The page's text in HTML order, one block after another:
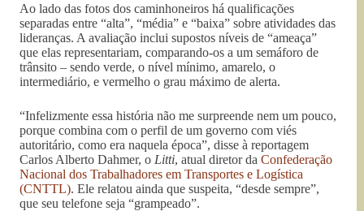
Ao lado das fotos dos caminhoneiros há qualificações
separadas entre “alta”, “média” e “baixa” sobre atividades das
lideranças. A avaliação inclui supostos níveis de “ameaça”
que elas representariam, comparando-os a um semáforo de
trânsito – sendo verde, o nível mínimo, amarelo, o
intermediário, e vermelho o grau máximo de alerta.
“Infelizmente essa história não me surpreende nem um pouco,
porque combina com o perfil de um governo com viés
autoritário, como era naquela época”, disse à reportagem
Carlos Alberto Dahmer, o Litti, atual diretor da Confederação
Nacional dos Trabalhadores em Transportes e Logística
(CNTTL). Ele relatou ainda que suspeita, “desde sempre”,
que seu telefone seja “grampeado”.